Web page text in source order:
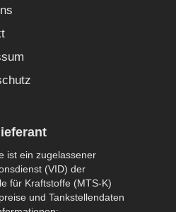
ist ein zugelassener
(VID) der
für Kraftstoffe (MTS-K)
und Tankstellendaten